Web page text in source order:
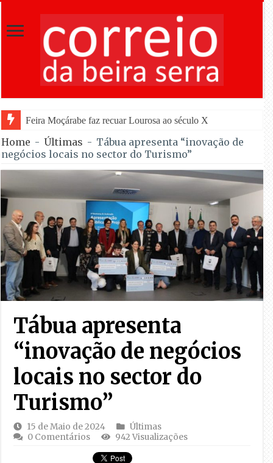
Feira Moçárabe faz recuar Lourosa ao século X a partir de hoje
Home - Últimas - Tábua apresenta “inovação de
negócios locais no sector do Turismo”
Tábua apresenta
“inovação de negócios
locais no sector do
Turismo”
15 de Maio de 2024
Últimas
0 Comentários
942 Visualizações